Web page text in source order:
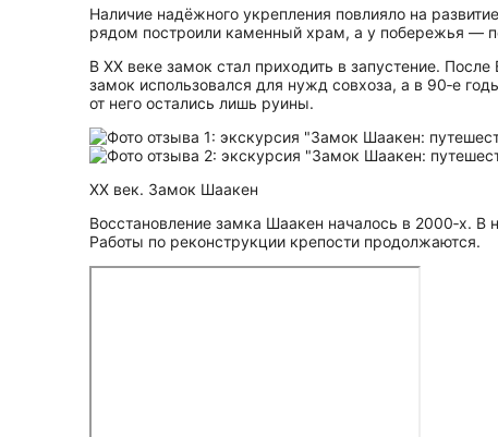
Наличие надёжного укрепления повлияло на
рядом построили каменный храм, а у побережья —
В XX веке замок стал приходить в запустение.
замок использовался для нужд совхоза, а в 90‑е
от него остались лишь руины.
XX век. Замок Шаакен
Восстановление замка Шаакен началось в 2000‑х.
Работы по реконструкции крепости продолжаются.